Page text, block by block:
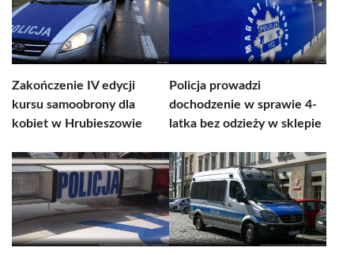
Zakończenie IV edycji
kursu samoobrony dla
kobiet w Hrubieszowie
Policja prowadzi
dochodzenie w sprawie 4-
latka bez odzieży w sklepie